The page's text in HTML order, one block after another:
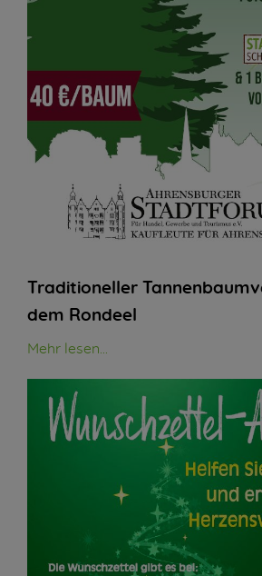
Traditioneller
dem Rondeel
Mehr lesen...